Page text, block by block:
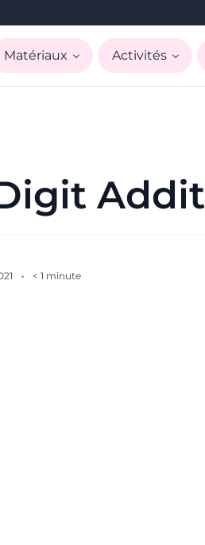
Matériaux Activités
· < 1 minute